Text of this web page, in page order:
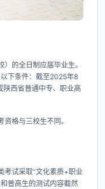
的全日制应届毕业生。
下条件：截至2025年8
陕西省普通中专、职业高
格与三校生不同。
考试采取“文化素质+职业
普高生的测试内容截然